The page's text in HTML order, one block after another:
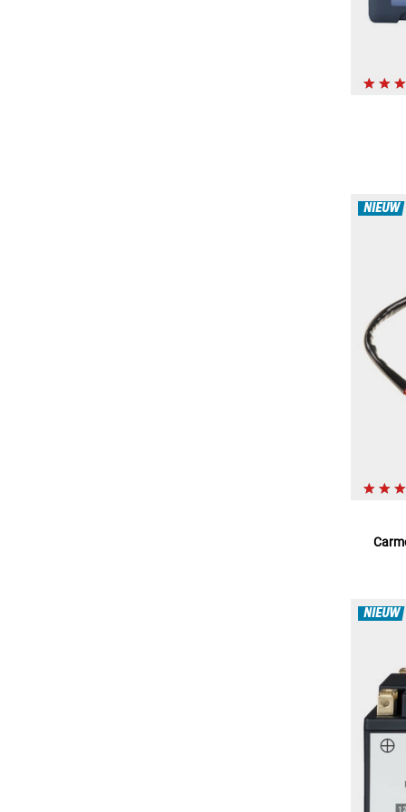
NIEUW
NIEUW